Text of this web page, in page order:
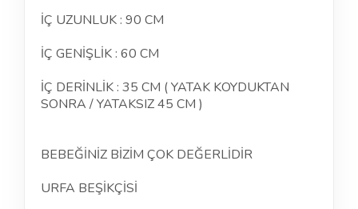
İÇ UZUNLUK : 90 CM
İÇ GENİŞLİK : 60 CM
İÇ DERİNLİK : 35 CM ( YATAK KOYDUKTAN
SONRA / YATAKSIZ 45 CM )
BEBEĞİNİZ BİZİM ÇOK DEĞERLİDİR
URFA BEŞİKÇİSİ